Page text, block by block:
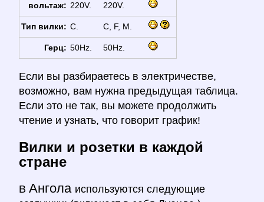
вольтаж: 220V. 220V.
Тип вилки: C. C, F, M.
Герц: 50Hz. 50Hz.
Если вы разбираетесь в электричестве,
возможно, вам нужна предыдущая таблица.
Если это не так, вы можете продолжить
чтение и узнать, что говорит график!
Вилки и розетки в каждой
стране
В Ангола используются следующие